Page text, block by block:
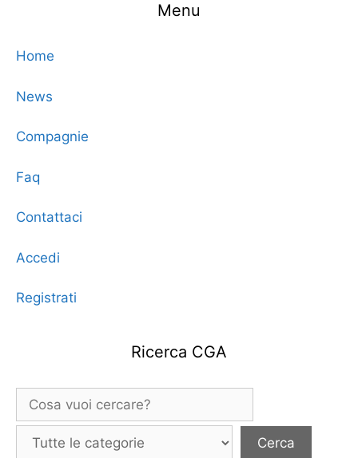
Menu
Home
News
Compagnie
Faq
Contattaci
Accedi
Registrati
Ricerca CGA